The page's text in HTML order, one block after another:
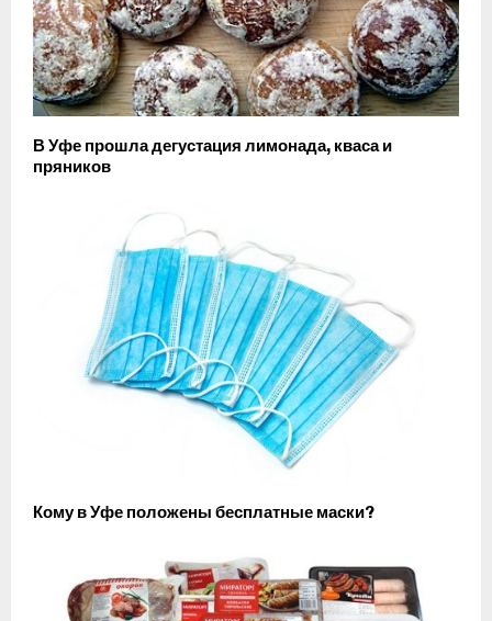
В Уфе прошла дегустация лимонада, кваса и
пряников
Кому в Уфе положены бесплатные маски?